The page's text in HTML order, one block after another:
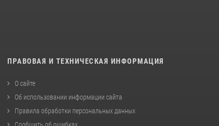
ПРАВОВАЯ И ТЕХНИЧЕСКАЯ ИНФОРМАЦИЯ
О сайте
Об использовании информации сайта
Правила обработки персональных данных
Сообщить об ошибках